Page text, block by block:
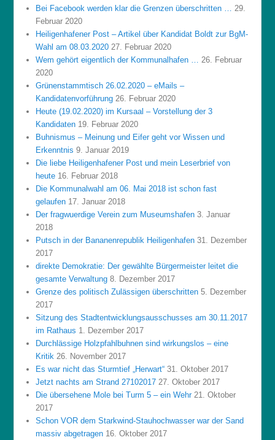
Bei Facebook werden klar die Grenzen überschritten …
29.
Februar 2020
Heiligenhafener Post – Artikel über Kandidat Boldt zur BgM-
Wahl am 08.03.2020 27. Februar 2020
Wem gehört eigentlich der Kommunalhafen …
26. Februar
2020
Grünenstammtisch 26.02.2020 – eMails –
Kandidatenvorführung 26. Februar 2020
Heute (19.02.2020) im Kursaal – Vorstellung der 3
Kandidaten 19. Februar 2020
Buhnismus – Meinung und Eifer geht vor Wissen und
Erkenntnis 9. Januar 2019
Die liebe Heiligenhafener Post und mein Leserbrief von
heute 16. Februar 2018
Die Kommunalwahl am 06. Mai 2018 ist schon fast
gelaufen 17. Januar 2018
Der fragwuerdige Verein zum Museumshafen 3. Januar
2018
Putsch in der Bananenrepublik Heiligenhafen 31. Dezember
2017
direkte Demokratie: Der gewählte Bürgermeister leitet die
gesamte Verwaltung 8. Dezember 2017
Grenze des politisch Zulässigen überschritten 5. Dezember
2017
Sitzung des Stadtentwicklungsausschusses am 30.11.2017
im Rathaus 1. Dezember 2017
Durchlässige Holzpfahlbuhnen sind wirkungslos – eine
Kritik 26. November 2017
Es war nicht das Sturmtief „Herwart“ 31. Oktober 2017
Jetzt nachts am Strand 27102017 27. Oktober 2017
Die übersehene Mole bei Turm 5 – ein Wehr 21. Oktober
2017
Schon VOR dem Starkwind-Stauhochwasser war der Sand
massiv abgetragen 16. Oktober 2017